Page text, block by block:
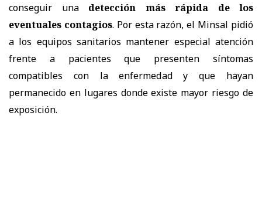
conseguir una detección más rápida de los
eventuales contagios. Por esta razón, el Minsal pidió
a los equipos sanitarios mantener especial atención
frente a pacientes que presenten síntomas
compatibles con la enfermedad y que hayan
permanecido en lugares donde existe mayor riesgo de
exposición.